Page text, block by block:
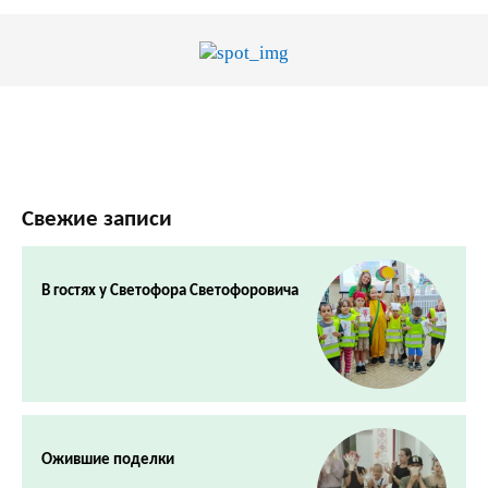
Свежие записи
В гостях у Светофора Светофоровича
Ожившие поделки